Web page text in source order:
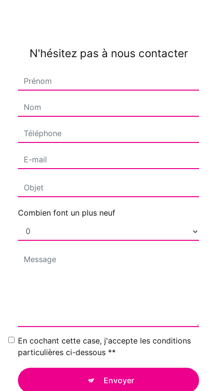
N'hésitez pas à nous contacter
Combien font un plus neuf
En cochant cette case, j'accepte les conditions
particulières ci-dessous **
Envoyer